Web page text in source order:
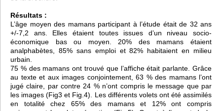
Résultats :
L’âge moyen des mamans participant à l’étude était de 32 ans
+/-7,2 ans. Elles étaient toutes issues d’un niveau socio-
économique bas ou moyen. 20% des mamans étaient
analphabètes, 85% sans emploi et 82% habitaient en milieu
urbain.
75 % des mamans ont trouvé que l’affiche était parlante. Grâce
au texte et aux images conjointement, 63 % des mamans l’ont
jugé claire, par contre 24 % n’ont compris le message que par
les images (Fig3 et Fig.4). Les différents volets ont été assimilés
en totalité chez 65% des mamans et 12% ont compris